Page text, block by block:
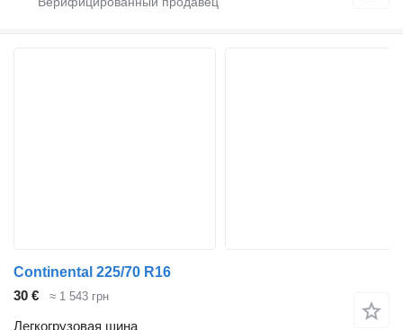
Continental 225/70 R16
30 €
≈ 1 543 грн
Легкогрузовая шина